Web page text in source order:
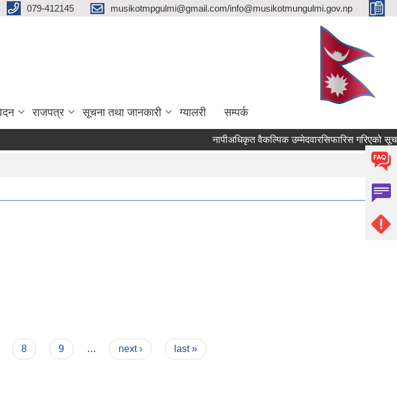
079-412145 musikotmpgulmi@gmail.com/info@musikotmungulmi.gov.np
राजपत्र सूचना तथा जानकारी ग्यालरी सम्पर्क
नापीअधिकृत वैकल्पिक उम्मेदवारसिफारिस गरिएको सूचना।
8 9 … next › last »